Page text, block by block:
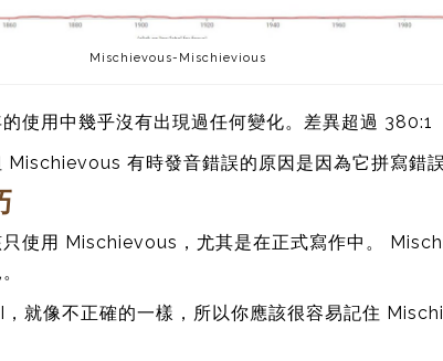
Mischievous-Mischievious
使用中幾乎沒有出現過任何變化。差異超過 380:1
有時發音錯誤的原因是因為它拼寫錯誤
使用 Mischievous，尤其是在正式寫作中。
就像不正確的一樣，所以你應該很容易記住